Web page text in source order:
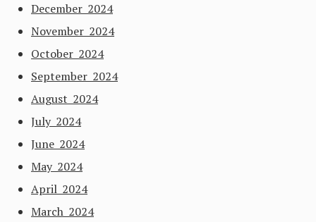
December 2024
November 2024
October 2024
September 2024
August 2024
July 2024
June 2024
May 2024
April 2024
March 2024